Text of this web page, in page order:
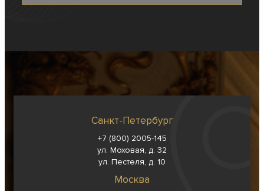
Санкт-Петербург
+7 (800) 2005-145
ул. Моховая, д. 32
ул. Пестеля, д. 10
Москва